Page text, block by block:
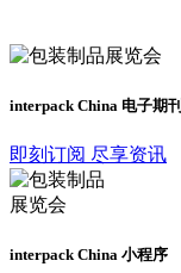
interpack China 电子期刊
即刻订阅 尽享资讯
interpack China 小程序